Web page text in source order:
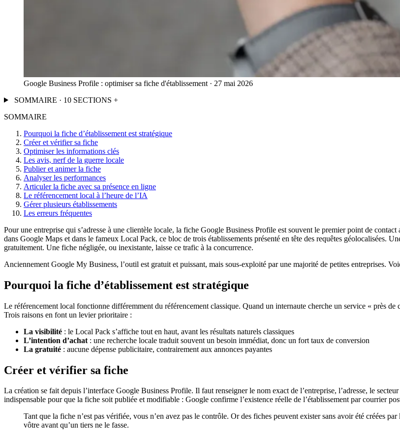
Google Business Profile : optimiser sa fiche d'établissement · 27 mai 2026
SOMMAIRE · 10 SECTIONS +
SOMMAIRE
Pourquoi la fiche d’établissement est stratégique
Créer et vérifier sa fiche
Optimiser les informations clés
Les avis, nerf de la guerre locale
Publier et animer la fiche
Analyser les performances
Articuler la fiche avec sa présence en ligne
Le référencement local à l’heure de l’IA
Gérer plusieurs établissements
Les erreurs fréquentes
Pour une entreprise qui s’adresse à une clientèle locale, la fiche Google Business Profile est souvent le premier point de
dans Google Maps et dans le fameux Local Pack, ce bloc de trois établissements présenté en tête des requêtes géolocalisées.
gratuitement. Une fiche négligée, ou inexistante, laisse ce trafic à la concurrence.
Anciennement Google My Business, l’outil est gratuit et puissant, mais sous-exploité par une majorité de petites entreprises.
Pourquoi la fiche d’établissement est stratégique
Le référencement local fonctionne différemment du référencement classique. Quand un internaute cherche un service « près
Trois raisons en font un levier prioritaire :
La visibilité : le Local Pack s’affiche tout en haut, avant les résultats naturels classiques
L’intention d’achat : une recherche locale traduit souvent un besoin immédiat, donc un fort taux de conversion
La gratuité : aucune dépense publicitaire, contrairement aux annonces payantes
Créer et vérifier sa fiche
La création se fait depuis l’interface Google Business Profile. Il faut renseigner le nom exact de l’entreprise, l’adresse, le
indispensable pour que la fiche soit publiée et modifiable : Google confirme l’existence réelle de l’établissement par courrier
Tant que la fiche n’est pas vérifiée, vous n’en avez pas le contrôle. Or des fiches peuvent exister sans avoir été créées
vôtre avant qu’un tiers ne le fasse.